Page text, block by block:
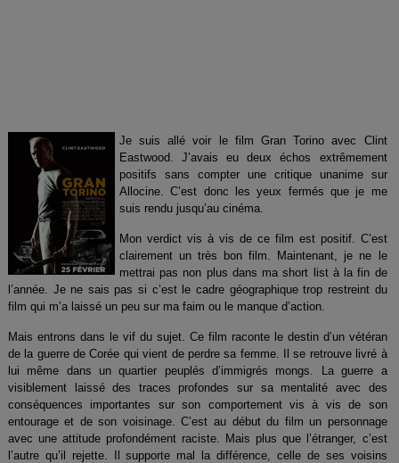
Je suis allé voir le film Gran Torino avec Clint
Eastwood. J’avais eu deux échos extrêmement
positifs sans compter une critique unanime sur
Allocine. C’est donc les yeux fermés que je me
suis rendu jusqu’au cinéma.
Mon verdict vis à vis de ce film est positif. C’est
clairement un très bon film. Maintenant, je ne le
mettrai pas non plus dans ma short list à la fin de
l’année. Je ne sais pas si c’est le cadre géographique trop restreint du
film qui m’a laissé un peu sur ma faim ou le manque d’action.
Mais entrons dans le vif du sujet. Ce film raconte le destin d’un vétéran
de la guerre de Corée qui vient de perdre sa femme. Il se retrouve livré à
lui même dans un quartier peuplés d’immigrés mongs. La guerre a
visiblement laissé des traces profondes sur sa mentalité avec des
conséquences importantes sur son comportement vis à vis de son
entourage et de son voisinage. C’est au début du film un personnage
avec une attitude profondément raciste. Mais plus que l’étranger, c’est
l’autre qu’il rejette. Il supporte mal la différence, celle de ses voisins